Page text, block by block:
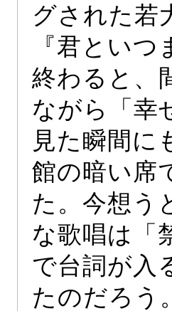
グされた若
『君とい
終わると、
ながら「幸
見た瞬間に
館の暗い席
た。今想う
な歌唱は「
で台詞が入
たのだろう